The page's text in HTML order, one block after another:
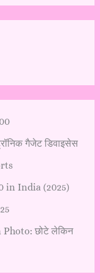
गैजेट डिवाइसेस
in India (2025)
छोटे लेकिन